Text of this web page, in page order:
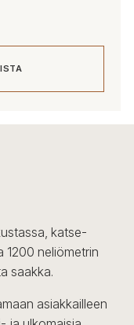
katse-
1200 neliömetrin
saakka.
asiakkailleen